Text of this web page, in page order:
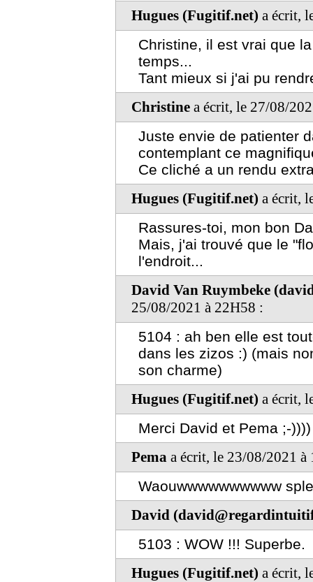
Hugues (Fugitif.net) a écrit,
Christine, il est vrai que
temps...
Tant mieux si j'ai pu
Christine a écrit, le 27/08/
Juste envie de patienter
contemplant ce
Ce cliché a un rendu
Hugues (Fugitif.net) a écrit,
Rassures-toi, mon bon
Mais, j'ai trouvé que le
l'endroit...
David Van Ruymbeke
25/08/2021 à 22H58 :
5104 : ah ben elle est
dans les zizos :) (mais
son charme)
Hugues (Fugitif.net) a écrit,
Merci David et Pema ;-))))
Pema a écrit, le 23/08/2021 à
Waouwwwwwwwwww
David
5103 : WOW !!! Superbe.
Hugues (Fugitif.net) a écrit,